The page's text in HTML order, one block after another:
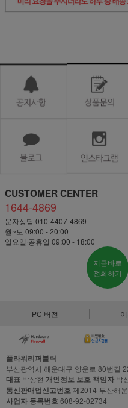
CUSTOMER CENTER
1644-4869
문자상담 010-4407-4869
월~토 09:00 - 20:00
일요일·공휴일 09:00 - 18:00
지금바로
전화하기
PC 버전
플라워리퍼블릭
부산광역시 해운대구 양운로 80번길
대표 박상현 개인정보 보호 책임자 박
통신판매업신고번호제2014-부산해
사업자 등록번호608-92-02734